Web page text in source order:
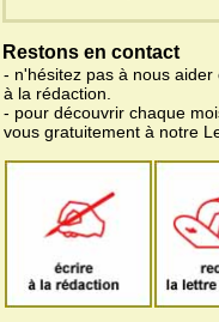
Restons en contact
- n'hésitez pas à nous
à la rédaction.
- pour découvrir chaque
vous gratuitement à notre